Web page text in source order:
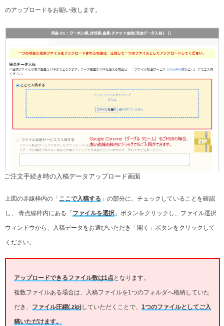
のアップロードをお願い致します。
ご注文手続き時の入稿データアップロード画面
上図の赤線枠内の「ここで入稿する 」の部分に、チェックしていることを確認
し、 青点線枠内にある「ファイルを選択 」ボタンをクリックし、ファイル選択
ウィンドウから、入稿データをお選びいただき「開く」ボタンをクリックして
ください。
アップロードできるファイル数は1点となります。
複数ファイルある場合は、入稿ファイルを1つのフォルダへ格納していた
だき、 ファイル圧縮(.zip)していただくことで、 1つのファイルとしてご入
稿いただけます。